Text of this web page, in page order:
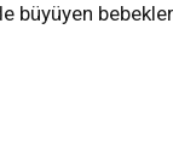
büyüyen